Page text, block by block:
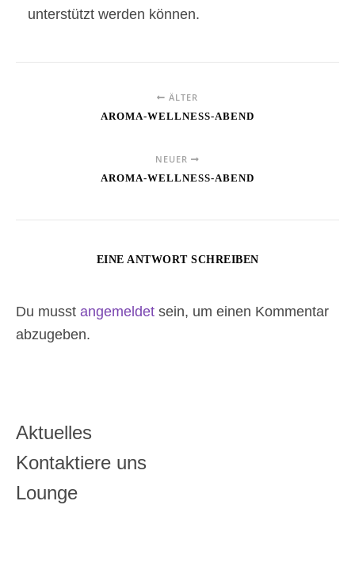
unterstützt werden können.
ÄLTER
AROMA-WELLNESS-ABEND
NEUER
AROMA-WELLNESS-ABEND
EINE ANTWORT SCHREIBEN
Du musst angemeldet sein, um einen Kommentar
abzugeben.
Aktuelles
Kontaktiere uns
Lounge